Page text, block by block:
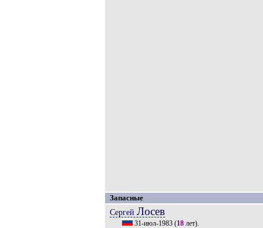
Запасные
Сергей Лосев
31-июл-1983(18лет).